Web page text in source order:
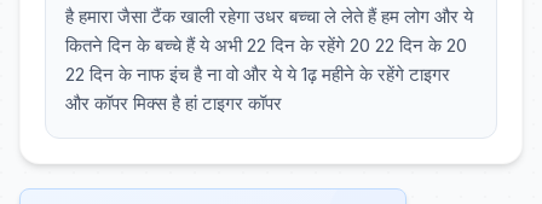
है हमारा जैसा टैंक खाली रहेगा उधर बच्चा ले लेते हैं हम लोग और ये
कितने दिन के बच्चे हैं ये अभी 22 दिन के रहेंगे 20 22 दिन के 20
22 दिन के नाफ इंच है ना वो और ये ये 1ढ़ महीने के रहेंगे टाइगर
और कॉपर मिक्स है हां टाइगर कॉपर